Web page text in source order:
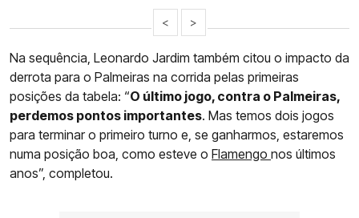
< >
Na sequência, Leonardo Jardim também citou o impacto da
derrota para o Palmeiras na corrida pelas primeiras
posições da tabela: “O último jogo, contra o Palmeiras,
perdemos pontos importantes. Mas temos dois jogos
para terminar o primeiro turno e, se ganharmos, estaremos
numa posição boa, como esteve o Flamengo nos últimos
anos”, completou.